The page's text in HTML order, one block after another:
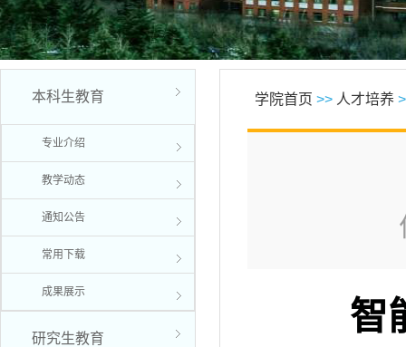
本科生教育
专业介绍
教学动态
通知公告
常用下载
成果展示
研究生教育
学院首页 >> 人才培养
智